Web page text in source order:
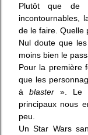
Plutôt que de
incontournables
de le faire. Quelle
Nul doute que
moins bien le
Pour la première
que les
à blaster ». Le
principaux nous
peu.
Un Star Wars